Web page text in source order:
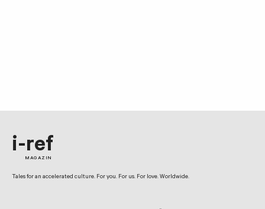
i-ref
MAGAZIN
Tales for an accelerated culture. For you. For us. For love. Worldwide.